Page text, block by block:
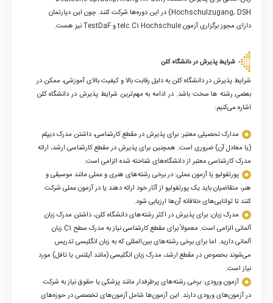
Hochschulzugang, DSH) در این دوره‌ها شرکت کنند. چون این دپارتمان
دارای مجوز برگزاری آزمون telc C1 Hochschule و TestDaF نیز هست.
شرایط پذیرش در دانشگاه کلن
شرایط پذیرش در دانشگاه کلن به دلیل رقابت بالا و کیفیت بالای آموزشی، ممکن در
بعضی رشته ها سخت باشد. در ادامه به مهم‌ترین شرایط پذیرش در دانشگاه کلن
اشاره می‌کنیم:
مدارک تحصیلی معتبر: برای پذیرش در مقطع کارشناسی، داشتن مدرک دیپلم
(یا معادل آن) ضروری است. همچنین برای پذیرش در مقطع کارشناسی ارشد، ارائه
مدرک کارشناسی معتبر از دانشگاه‌های شناخته شده الزامی است.
پورتفولیو یا آزمون عملی: در برخی رشته‌های هنری و عملی مانند موسیقی و
هنر، متقاضیان باید یک پورتفولیو از آثار خود ارائه دهند یا در آزمون عملی شرکت
کنند تا توانایی‌های خلاقانه آن‌ها ارزیابی شود.
مدرک زبان: برای پذیرش در اکثر رشته‌های دانشگاه کلن، داشتن مدرک زبان
آلمانی الزامی است. معمولاً برای مقطع کارشناسی نیاز به مدرک سطح C1 زبان
آلمانی دارید. اما برای برخی رشته‌های بین‌المللی که به زبان انگلیسی تدریس
می‌شوند بخصوص در مقطع ارشد، مدرک زبان انگلیسی (مانند آیلتس یا تافل) مورد
نیاز است.
آزمون ورودی: برخی رشته‌های پرطرفدار مانند پزشکی یا حقوق نیاز به شرکت
در آزمون‌های ورودی دارند. این آزمون‌ها شامل آزمون‌های تخصصی در حوزه‌های